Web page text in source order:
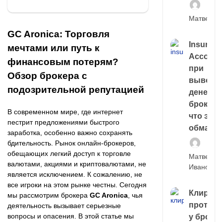
GC Aronica: Торговля
мечтами или путь к
финансовым потерям?
Обзор брокера с
подозрительной репутацией
В современном мире, где интернет
пестрит предложениями быстрого
заработка, особенно важно сохранять
бдительность. Рынок онлайн-брокеров,
обещающих легкий доступ к торговле
валютами, акциями и криптовалютами, не
является исключением. К сожалению, не
все игроки на этом рынке честны. Сегодня
мы рассмотрим брокера GC Aronica , чья
деятельность вызывает серьезные
вопросы и опасения. В этой статье мы
Матвей
Account
при
выводе
денег у
что это,
обман?
Матвей
Иванов
Клиринг
у